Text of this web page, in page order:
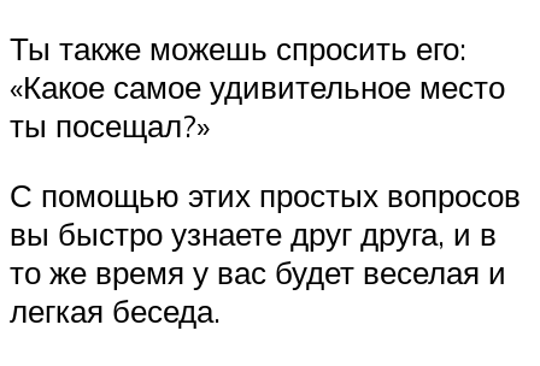
Ты также можешь спросить его:
«Какое самое удивительное место
ты посещал?»
С помощью этих простых вопросов
вы быстро узнаете друг друга, и в
то же время у вас будет веселая и
легкая беседа.